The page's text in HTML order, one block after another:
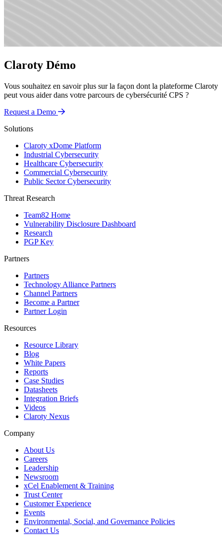
Claroty Démo
Vous souhaitez en savoir plus sur la façon dont la plateforme Claroty
peut vous aider dans votre parcours de cybersécurité CPS ?
Request a Demo
Solutions
Claroty xDome Platform
Industrial Cybersecurity
Healthcare Cybersecurity
Commercial Cybersecurity
Public Sector Cybersecurity
Threat Research
Team82 Home
Vulnerability Disclosure Dashboard
Research
PGP Key
Partners
Partners
Technology Alliance Partners
Channel Partners
Become a Partner
Partner Login
Resources
Resource Library
Blog
White Papers
Reports
Case Studies
Datasheets
Integration Briefs
Videos
Claroty Nexus
Company
About Us
Careers
Leadership
Newsroom
xCel Enablement & Training
Trust Center
Customer Experience
Events
Environmental, Social, and Governance Policies
Contact Us